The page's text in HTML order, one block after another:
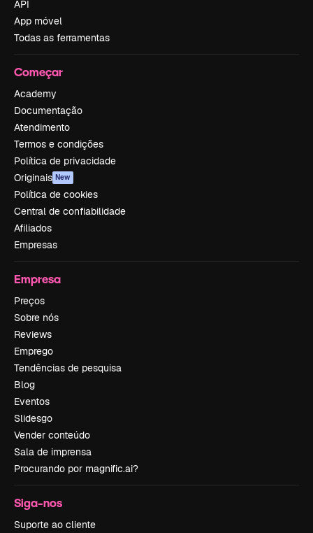
API
App móvel
Todas as ferramentas
Começar
Academy
Documentação
Atendimento
Termos e condições
Política de privacidade
Originais New
Política de cookies
Central de confiabilidade
Afiliados
Empresas
Empresa
Preços
Sobre nós
Reviews
Emprego
Tendências de pesquisa
Blog
Eventos
Slidesgo
Vender conteúdo
Sala de imprensa
Procurando por magnific.ai?
Siga-nos
Suporte ao cliente